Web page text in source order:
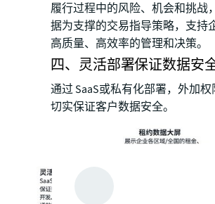
履行过程中的风险、机会和挑战
据为支撑的交易指导策略，支持
高质量、高效率的管理和决策。
四、灵活部署保证数据安
通过 SaaS或私有化部署，外加权
切实保证客户数据安全。